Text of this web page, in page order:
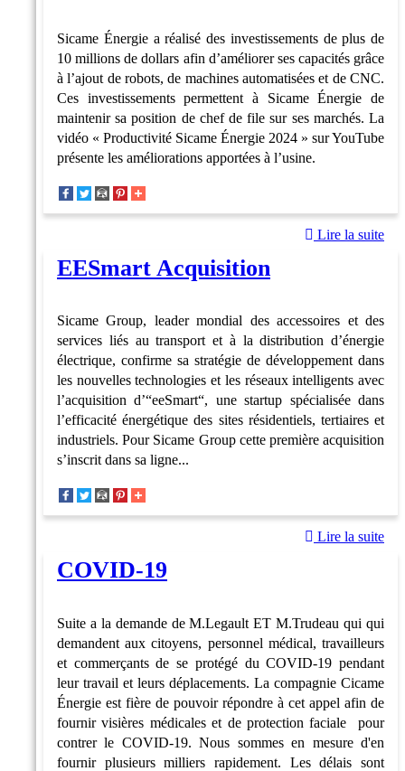
Sicame Énergie a réalisé des investissements de plus de
10 millions de dollars afin d’améliorer ses capacités grâce
à l’ajout de robots, de machines automatisées et de CNC.
Ces investissements permettent à Sicame Énergie de
maintenir sa position de chef de file sur ses marchés. La
vidéo « Productivité Sicame Énergie 2024 » sur YouTube
présente les améliorations apportées à l’usine.
Lire la suite
EESmart Acquisition
Sicame Group, leader mondial des accessoires et des
services liés au transport et à la distribution d’énergie
électrique, confirme sa stratégie de développement dans
les nouvelles technologies et les réseaux intelligents avec
l’acquisition d’“eeSmart“, une startup spécialisée dans
l’efficacité énergétique des sites résidentiels, tertiaires et
industriels. Pour Sicame Group cette première acquisition
s’inscrit dans sa ligne...
Lire la suite
COVID-19
Suite a la demande de M.Legault ET M.Trudeau qui qui
demandent aux citoyens, personnel médical, travailleurs
et commerçants de se protégé du COVID-19 pendant
leur travail et leurs déplacements. La compagnie Cicame
Énergie est fière de pouvoir répondre à cet appel afin de
fournir visières médicales et de protection faciale pour
contrer le COVID-19. Nous sommes en mesure d'en
fournir plusieurs milliers rapidement. Les délais sont